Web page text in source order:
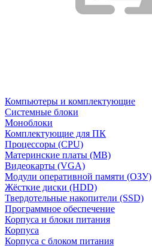
Компьютеры и комплектующие
Системные блоки
Моноблоки
Комплектующие для ПК
Процессоры (CPU)
Материнские платы (MB)
Видеокарты (VGA)
Модули оперативной памяти (ОЗУ)
Жёсткие диски (HDD)
Твердотельные накопители (SSD)
Программное обеспечение
Корпуса и блоки питания
Корпуса
Корпуса с блоком питания